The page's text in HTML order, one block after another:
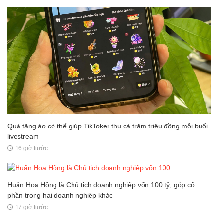
Quà tặng ảo có thể giúp TikToker thu cả trăm triệu đồng mỗi buổi
livestream
16 giờ trước
Huấn Hoa Hồng là Chủ tịch doanh nghiệp vốn 100 tỷ, góp cổ
phần trong hai doanh nghiệp khác
17 giờ trước